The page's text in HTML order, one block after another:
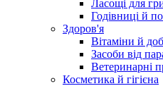
Ласощі для
Годівниці й
Здоров'я
Вітаміни й
Засоби від
Ветеринарні
Косметика й гігієна